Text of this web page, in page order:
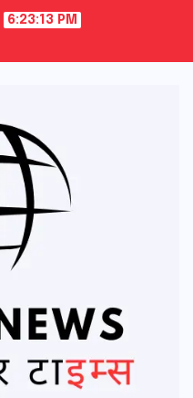
6:23:14 PM